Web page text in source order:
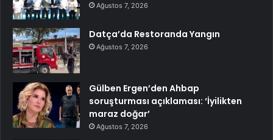
Ağustos 7, 2026
Datça’da Restoranda Yangın
Ağustos 7, 2026
Gülben Ergen’den Ahbap
soruşturması açıklaması: ‘İyilikten
maraz doğar’
Ağustos 7, 2026